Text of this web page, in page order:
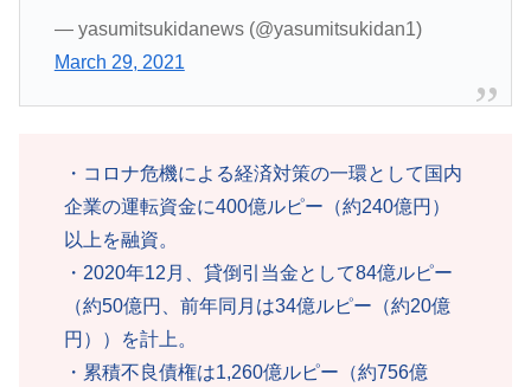
— yasumitsukidanews (@yasumitsukidan1)
March 29, 2021
・コロナ危機による経済対策の一環として国内
企業の運転資金に400億ルピー（約240億円）
以上を融資。
・2020年12月、貸倒引当金として84億ルピー
（約50億円、前年同月は34億ルピー（約20億
円））を計上。
・累積不良債権は1,260億ルピー（約756億